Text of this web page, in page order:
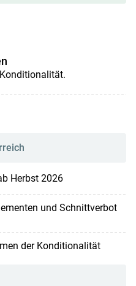
Herbst 2026
und Schnittverbot
der Konditionalität